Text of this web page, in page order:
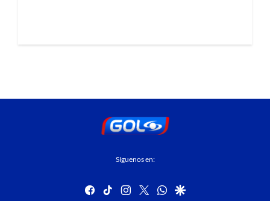
Síguenos en:
facebook
tiktok instagram
twitterwhatsapp
google